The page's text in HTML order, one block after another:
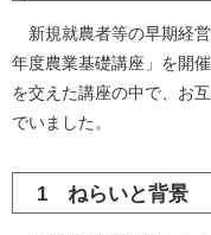
新規就農者等の早期経
年度農業基礎講座」を開
を交えた講座の中で、お
でいました。
1 ねらいと背景